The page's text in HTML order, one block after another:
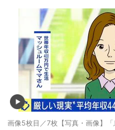
画像5枚目／7枚 【写真・画像】